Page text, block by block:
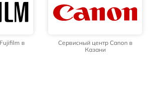
в
Сервисный центр Canon в
Казани